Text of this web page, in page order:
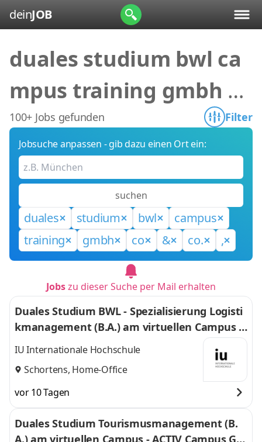
deinJOB
duales studium bwl ca
mpus training gmbh co
& co. ,
100+ Jobs gefunden Filter
Jobsuche anpassen - gib dazu einen Ort ein:
suchen
duales studium bwl
campus
training
gmbh co & co. ,
Jobszu dieser Suche per Mail erhalten
Duales Studium BWL - Spezialisierung Logisti
kmanagement (B.A.) am virtuellen Campus -
Nordfrost GmbH & Co. KG
IU Internationale Hochschule
Schortens, Home-Office
vor 10 Tagen
Duales Studium Tourismusmanagement (B.
A.) am virtuellen Campus - ACTIV Campus Gm